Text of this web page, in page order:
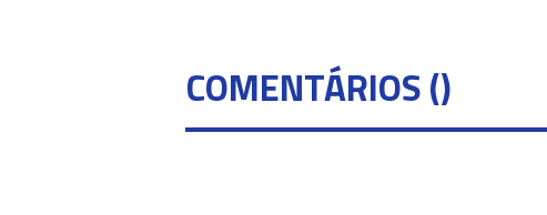
COMENTÁRIOS ()